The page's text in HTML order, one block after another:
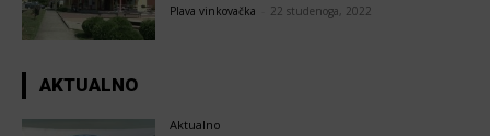
Plava vinkovačka 22 studenoga, 2022
AKTUALNO
Aktualno